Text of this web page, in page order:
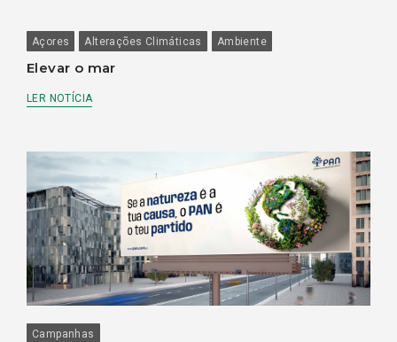
Açores Alterações Climáticas Ambiente
Elevar o mar
LER NOTÍCIA
Campanhas